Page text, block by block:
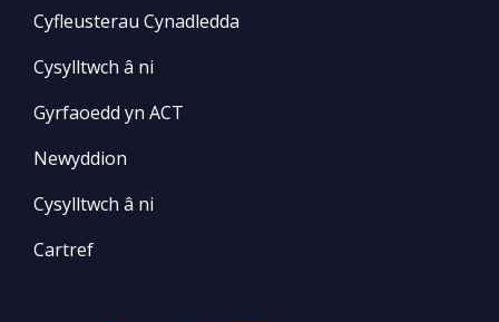
Cyfleusterau Cynadledda
Cysylltwch â ni
Gyrfaoedd yn ACT
Newyddion
Cysylltwch â ni
Cartref